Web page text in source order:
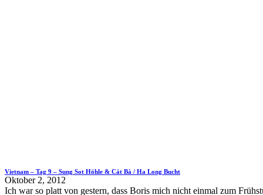
Vietnam – Tag 9 – Sung Sot Höhle & Cát Bà / Ha Long Bucht
Oktober 2, 2012
Ich war so platt von gestern, dass Boris mich nicht einmal zum